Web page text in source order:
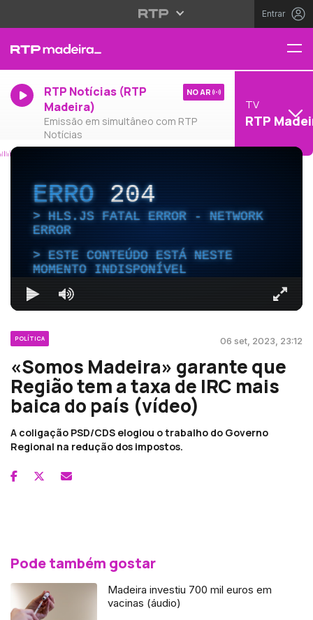
Entrar
RTP Notícias (RTP
Madeira)
Emissão em simultâneo com RTP
Notícias
NO AR
TV
RTP
ERRO204
HLS.JS FATAL ERROR - NETWORK
ERROR
ESTE CONTEÚDO ESTÁ NESTE
MOMENTO INDISPONÍVEL
POLÍTICA 06 set, 2023, 23:12
«Somos Madeira» garante que
Região tem a taxa de IRC mais
baica do país (vídeo)
A coligação PSD/CDS elogiou o trabalho do Governo
Regional na redução dos impostos.
Pode também gostar
Madeira investiu 700 mil euros em
vacinas (áudio)